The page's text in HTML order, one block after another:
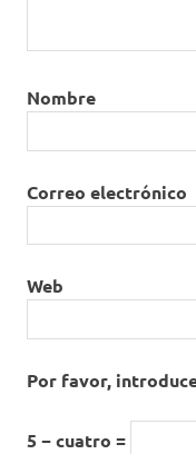
Nombre
Correo electrónico
Web
Por favor,
5 − cuatro =